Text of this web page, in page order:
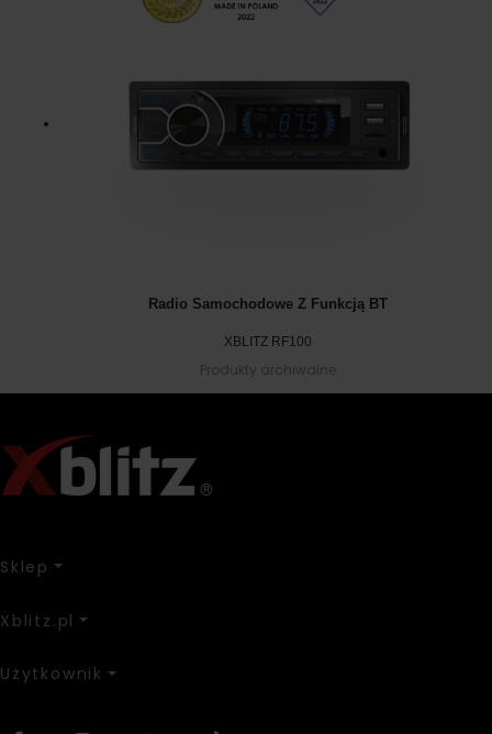
Radio Samochodowe Z Funkcją BT
XBLITZ RF100
Produkty archiwalne
Sklep
Xblitz.pl
Użytkownik